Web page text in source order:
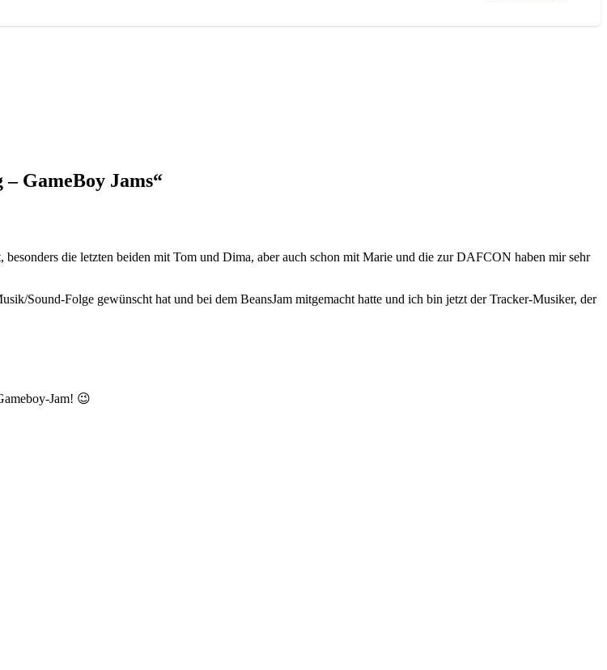
GameBoy Jams“
die letzten beiden mit Tom und Dima, aber auch schon mit Marie und die zur DAFCON haben mir sehr
Sound-Folge gewünscht hat und bei dem BeansJam mitgemacht hatte und ich bin jetzt der Tracker-Musiker, der
Jam! 😉